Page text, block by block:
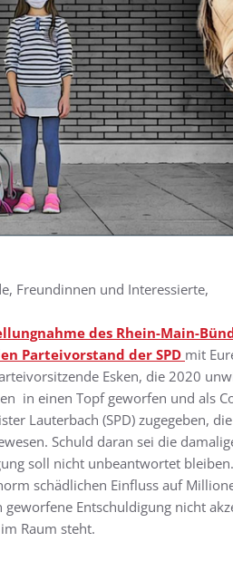
Freundinnen und Interessierte,
des Rhein-Main-
Parteivorstand der SPD mit
Esken, die 2020
in einen Topf geworfen und als
Lauterbach (SPD) zugegeben,
Schuld daran sei die
soll nicht unbeantwortet
schädlichen Einfluss auf
geworfene Entschuldigung nicht
Raum steht.